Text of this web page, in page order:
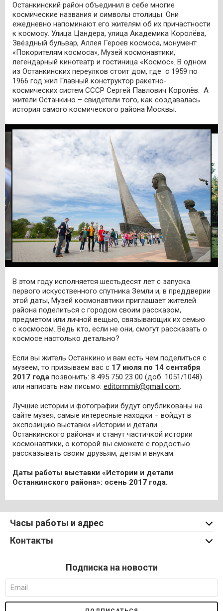
Останкинский район объединил в себе многие
космические названия и символы столицы. Они
ежедневно напоминают его жителям об их причастности
к космосу. Улица Цандера, улица Академика Королёва,
Звёздный бульвар, Аллея Героев космоса, монумент
«Покорителям космоса», Музей космонавтики,
легендарный кинотеатр и гостиница «Космос». В одном
из Останкинских переулков стоит дом, где с 1959 по
1966 год жил Главный конструктор ракетно-
космических систем СССР Сергей Павлович Королёв. А
жители Останкино – свидетели того, как создавалась
история самого космического района Москвы.
В этом году исполняется шестьдесят лет с запуска
первого искусственного спутника Земли и, в преддверии
этой даты, Музей космонавтики приглашает жителей
района поделиться с городом своим рассказом,
предметом или личной вещью, связывающих их семью
с космосом. Ведь кто, если не они, смогут рассказать о
космосе настолько детально?
Если вы житель Останкино и вам есть чем поделиться с
музеем, то призываем вас с 17 июля по 14 сентября
2017 года позвонить: 8 495 750 23 00 (доб. 1051/1048)
или написать нам письмо: editormmk@gmail.com.
Лучшие истории и фотографии будут опубликованы на
сайте музея, самые интересные находки – войдут в
экспозицию выставки «Истории и детали
Останкинского района» и станут частичкой истории
космонавтики, о которой вы сможете с гордостью
рассказывать своим друзьям, детям и внукам.
Даты работы выставки «Истории и детали
Останкинского района»: осень 2017 года.
Часы работы и адрес
Контакты
Подписка на новости